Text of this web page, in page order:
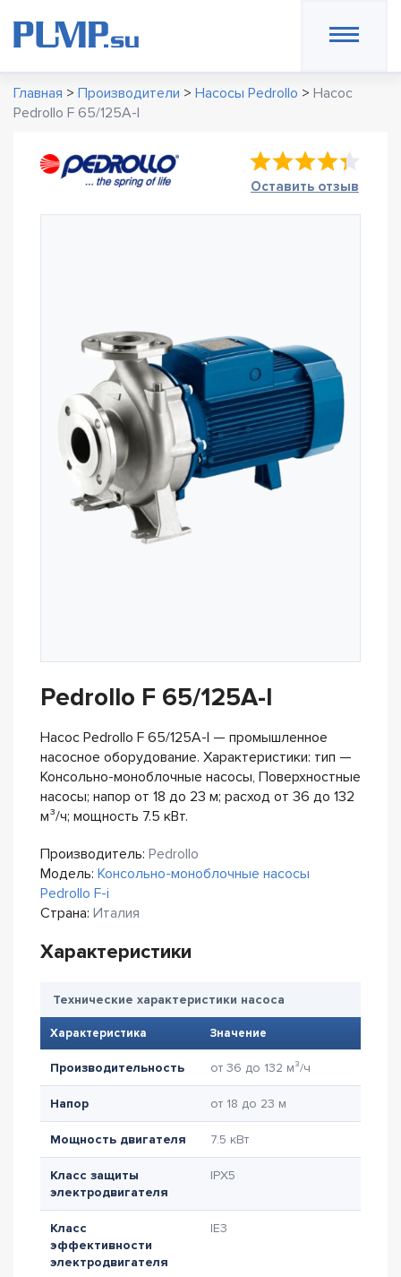
Главная > Производители > Насосы Pedrollo > Насос
Pedrollo F 65/125A-I
Оставить отзыв
Pedrollo F 65/125A-I
Насос Pedrollo F 65/125A-I — промышленное
насосное оборудование. Характеристики: тип —
Консольно-моноблочные насосы, Поверхностные
насосы; напор от 18 до 23 м; расход от 36 до 132
м³/ч; мощность 7.5 кВт.
Производитель: Pedrollo
Модель: Консольно-моноблочные насосы
Pedrollo F-i
Страна: Италия
Характеристики
Технические характеристики насоса
Характеристика Значение
Производительность от 36 до 132 м³/ч
Напор от 18 до 23 м
Мощность двигателя 7.5 кВт
Класс защиты
электродвигателя
IPX5
Класс
эффективности
электродвигателя
IE3